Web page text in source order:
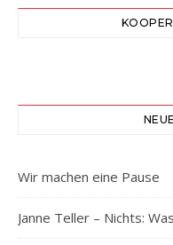
Wir machen eine Pause
Janne Teller – Nichts: